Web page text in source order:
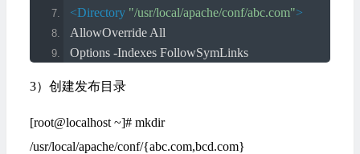
<Directory "/usr/local/apache/conf/abc.com">
AllowOverride All
Options -Indexes FollowSymLinks
Allow from all
</VirtualHost>
3）创建发布目录
[root@localhost ~]# mkdir
/usr/local/apache/conf/{abc.com,bcd.com}